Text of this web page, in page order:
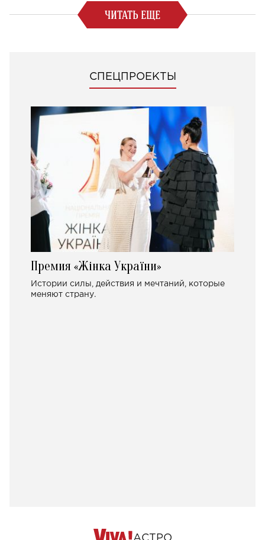
ЧИТАТЬ ЕЩЕ
СПЕЦПРОЕКТЫ
Премия «Жінка України»
Истории силы, действия и мечтаний, которые
меняют страну.